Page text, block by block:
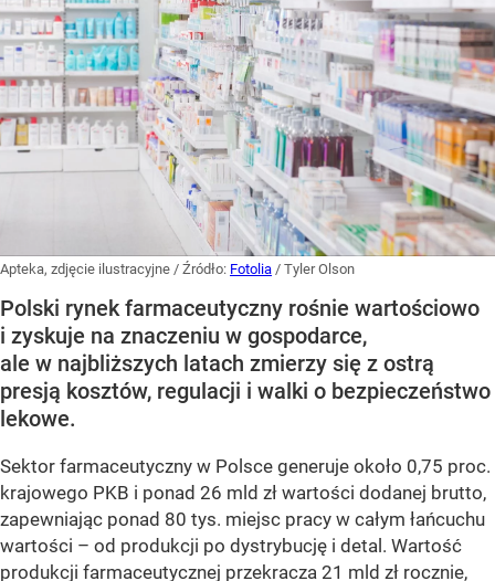
Apteka, zdjęcie ilustracyjne / Źródło: Fotolia / Tyler Olson
Polski rynek farmaceutyczny rośnie wartościowo
i zyskuje na znaczeniu w gospodarce,
ale w najbliższych latach zmierzy się z ostrą
presją kosztów, regulacji i walki o bezpieczeństwo
lekowe.
Sektor farmaceutyczny w Polsce generuje około 0,75 proc.
krajowego PKB i ponad 26 mld zł wartości dodanej brutto,
zapewniając ponad 80 tys. miejsc pracy w całym łańcuchu
wartości – od produkcji po dystrybucję i detal. Wartość
produkcji farmaceutycznej przekracza 21 mld zł rocznie,